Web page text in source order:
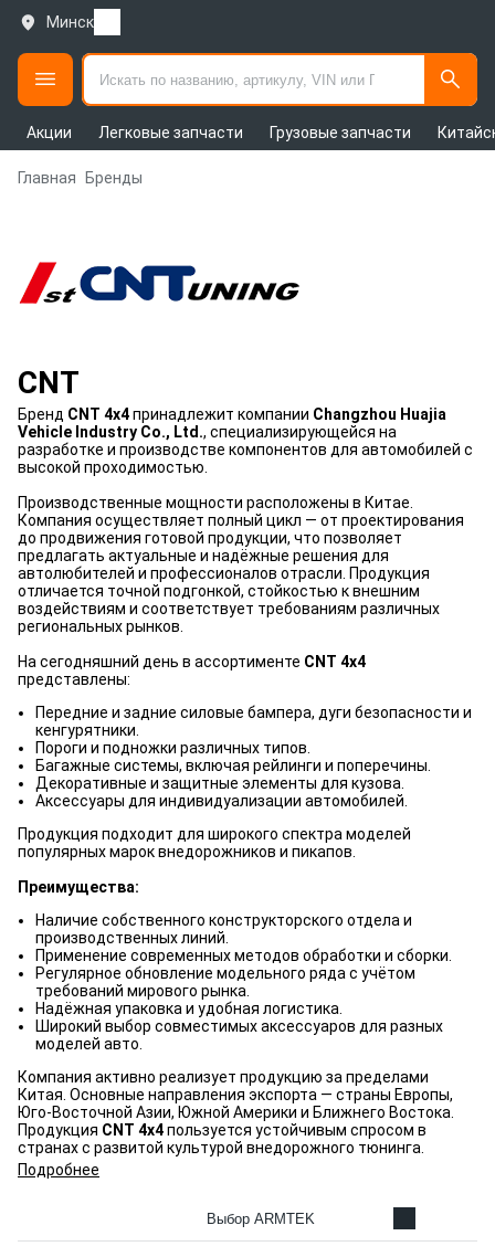
Минск
Акции Легковые запчасти Грузовые запчасти
Главная Бренды
CNT
Бренд CNT 4x4принадлежит компании Changzhou Huajia
Vehicle Industry Co., Ltd., специализирующейся на
разработке и производстве компонентов для автомобилей с
высокой проходимостью.
Производственные мощности расположены в Китае.
Компания осуществляет полный цикл — от проектирования
до продвижения готовой продукции, что позволяет
предлагать актуальные и надёжные решения для
автолюбителей и профессионалов отрасли. Продукция
отличается точной подгонкой, стойкостью к внешним
воздействиям и соответствует требованиям различных
региональных рынков.
На сегодняшний день в ассортименте CNT 4x4
представлены:
Передние и задние силовые бампера, дуги безопасности и
кенгурятники.
Пороги и подножки различных типов.
Багажные системы, включая рейлинги и поперечины.
Декоративные и защитные элементы для кузова.
Аксессуары для индивидуализации автомобилей.
Продукция подходит для широкого спектра моделей
популярных марок внедорожников и пикапов.
Преимущества:
Наличие собственного конструкторского отдела и
производственных линий.
Применение современных методов обработки и сборки.
Регулярное обновление модельного ряда с учётом
требований мирового рынка.
Надёжная упаковка и удобная логистика.
Широкий выбор совместимых аксессуаров для разных
моделей авто.
Компания активно реализует продукцию за пределами
Китая. Основные направления экспорта — страны Европы,
Юго-Восточной Азии, Южной Америки и Ближнего Востока.
Продукция CNT 4x4пользуется устойчивым спросом в
странах с развитой культурой внедорожного тюнинга.
Подробнее
Выбор ARMTEK